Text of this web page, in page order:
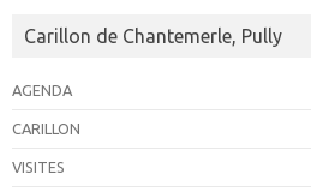
Carillon de Chantemerle, Pully
AGENDA
CARILLON
VISITES